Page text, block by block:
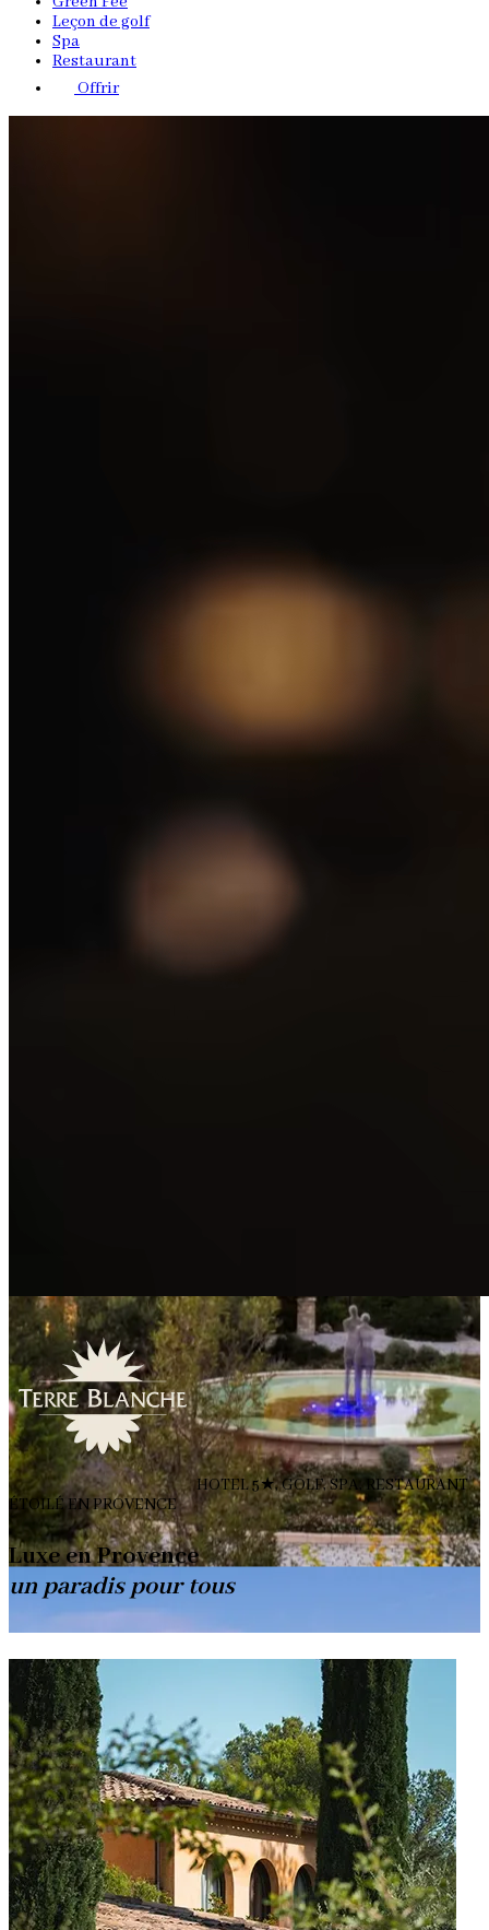
Leçon de golf
Spa
Restaurant
Offrir
HOTEL 5★, GOLF, SPA, RESTAURANT
ÉTOILÉ EN PROVENCE
Luxe en Provence
un paradis pour tous